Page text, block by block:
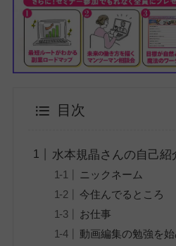
目次
水本規晶さんの自己紹
ニックネーム
今住んでるところ
お仕事
動画編集の勉強を